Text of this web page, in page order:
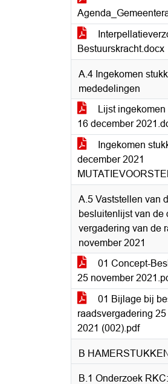
Bestuurskracht.docx
A.4 Ingekomen
mededelingen
Lijst
16 december
Ingekomen
december 2021
A.5 Vaststellen van
besluitenlijst van de
vergadering van de
november 2021
01 Concept-
25 november
01 Bijlage bij
raadsvergadering
2021 (002).pdf
B HAMERSTUKKEN
B.1 Onderzoek RKC: